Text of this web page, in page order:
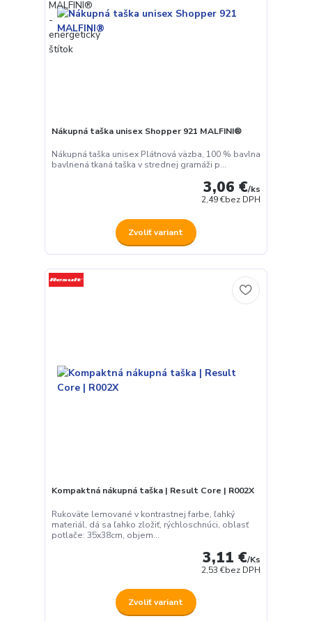
Nákupná taška unisex Shopper 921 MALFINI®
Nákupná taška unisex Plátnová väzba, 100 % bavlna
bavlnená tkaná taška v strednej gramáži p...
3,06 €/ks
2,49 €bez DPH
Zvoliť variant
Kompaktná nákupná taška | Result Core | R002X
Rukoväte lemované v kontrastnej farbe, ľahký
materiál, dá sa ľahko zložiť, rýchloschnúci, oblasť
potlače: 35x38cm, objem...
3,11 €/Ks
2,53 €bez DPH
Zvoliť variant